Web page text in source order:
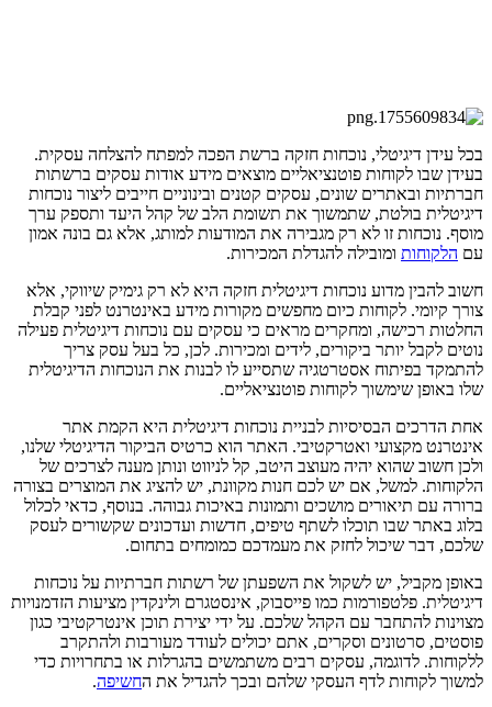
בכל עידן דיגיטלי, נוכחות חזקה ברשת הפכה למפתח להצלחה עסקית.
בעידן שבו לקוחות פוטנציאליים מוצאים מידע אודות עסקים ברשתות
חברתיות ובאתרים שונים, עסקים קטנים ובינוניים חייבים ליצור נוכחות
דיגיטלית בולטת, שתמשוך את תשומת הלב של קהל היעד ותספק ערך
מוסף. נוכחות זו לא רק מגבירה את המודעות למותג, אלא גם בונה אמון
עם הלקוחות ומובילה להגדלת המכירות.
חשוב להבין מדוע נוכחות דיגיטלית חזקה היא לא רק גימיק שיווקי, אלא
צורך קיומי. לקוחות כיום מחפשים מקורות מידע באינטרנט לפני קבלת
החלטות רכישה, ומחקרים מראים כי עסקים עם נוכחות דיגיטלית פעילה
נוטים לקבל יותר ביקורים, לידים ומכירות. לכן, כל בעל עסק צריך
להתמקד בפיתוח אסטרטגיה שתסייע לו לבנות את הנוכחות הדיגיטלית
שלו באופן שימשוך לקוחות פוטנציאליים.
אחת הדרכים הבסיסיות לבניית נוכחות דיגיטלית היא הקמת אתר
אינטרנט מקצועי ואטרקטיבי. האתר הוא כרטיס הביקור הדיגיטלי שלנו,
ולכן חשוב שהוא יהיה מעוצב היטב, קל לניווט ונותן מענה לצרכים של
הלקוחות. למשל, אם יש לכם חנות מקוונת, יש להציג את המוצרים בצורה
ברורה עם תיאורים מושכים ותמונות באיכות גבוהה. בנוסף, כדאי לכלול
בלוג באתר שבו תוכלו לשתף טיפים, חדשות ועדכונים שקשורים לעסק
שלכם, דבר שיכול לחזק את מעמדכם כמומחים בתחום.
באופן מקביל, יש לשקול את השפעתן של רשתות חברתיות על נוכחות
דיגיטלית. פלטפורמות כמו פייסבוק, אינסטגרם ולינקדין מציעות הזדמנויות
מצוינות להתחבר עם הקהל שלכם. על ידי יצירת תוכן אינטרקטיבי כגון
פוסטים, סרטונים וסקרים, אתם יכולים לעודד מעורבות ולהתקרב
ללקוחות. לדוגמה, עסקים רבים משתמשים בהגרלות או בתחרויות כדי
למשוך לקוחות לדף העסקי שלהם ובכך להגדיל את החשיפה.